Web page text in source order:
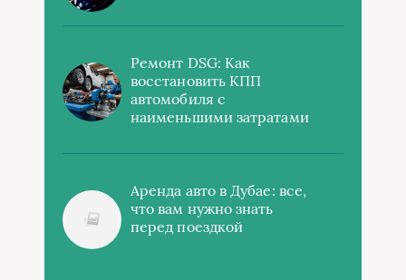
Ремонт DSG: Как
восстановить КПП
автомобиля с
наименьшими затратами
Аренда авто в Дубае: все,
что вам нужно знать
перед поездкой